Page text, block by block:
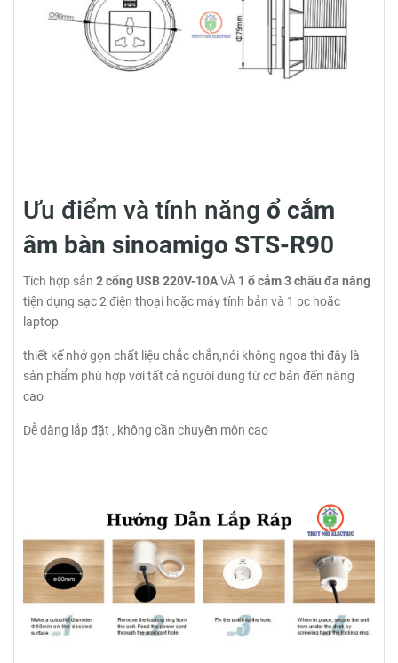
Ưu điểm và tính năng ổ cắm
âm bàn sinoamigo STS-R90
Tích hợp sắn 2 cổng USB 220V-10AVÀ 1 ổ cắm 3 chấu đa năng
tiện dụng sạc 2 điện thoại hoặc máy tính bản và 1 pc hoặc
laptop
thiết kế nhở gọn chất liệu chắc chắn,nói không ngoa thì đây là
sản phẩm phù hợp với tất cả người dùng từ cơ bản đến nâng
cao
Dễ dàng lắp đặt , không cần chuyên môn cao